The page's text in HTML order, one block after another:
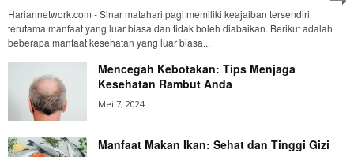
Hariannetwork.com - Sinar matahari pagi memiliki keajaiban tersendiri
terutama manfaat yang luar biasa dan tidak boleh diabaikan. Berikut adalah
beberapa manfaat kesehatan yang luar biasa...
Mencegah Kebotakan: Tips Menjaga
Kesehatan Rambut Anda
Mei 7, 2024
Manfaat Makan Ikan: Sehat dan Tinggi Gizi